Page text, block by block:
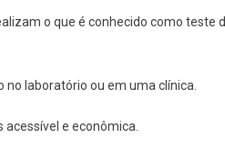
o que é conhecido como teste
no laboratório ou em uma clínica.
acessível e econômica.